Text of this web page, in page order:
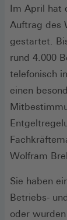
Im April hat
Auftrag des
gestartet.
rund 4.000
telefonisch
einen
Wolfram
Sie haben
Betriebs-
oder